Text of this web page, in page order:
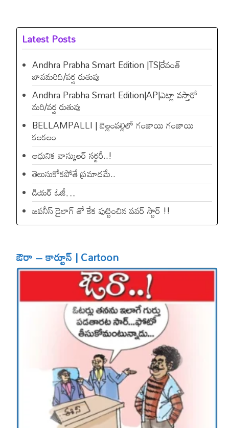
Latest Posts
Andhra Prabha Smart Edition |TS|రేవంత్​
బావమరిది/వర్ష రుతువు
Andhra Prabha Smart Edition|AP|ఎట్లా వస్తారో
మరి/వర్ష రుతువు
BELLAMPALLI | బెల్లంపల్లిలో గంజాయి గంజాయి
కలకలం
ఆధునిక వాస్కులర్ సర్జరీ..!
తెలుసుకోకపోతే ప్రమాదమే..
డియ‌ర్ ఓజీ…
జపనీస్ డైలాగ్ తో కేక పుట్టించిన ప‌వ‌ర్ స్టార్ !!
ఔరా – కార్టూన్ | Cartoon